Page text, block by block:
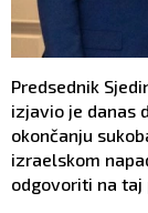
Predsednik
izjavio je danas
okončanju
izraelskom
odgovoriti na taj